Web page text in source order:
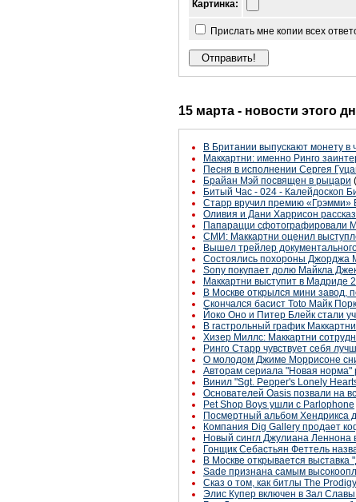
Картинка:
Прислать мне копии всех
15 марта - новости этого
В Британии выпускают монету в
Маккартни: именно Ринго
Песня в исполнении Сергея
Брайан Мэй посвящен в рыцари
Битый Час - 024 - Калейдоскоп
Старр вручил премию
Оливия и Дани Харрисон
Папарацци сфотографировали
СМИ: Маккартни оценил
Вышел трейлер
Состоялись похороны Джорджа
Sony покупает долю Майкла
Маккартни выступит в Мадриде
В Москве открылся мини завод,
Скончался басист Toto Майк
Йоко Оно и Питер Блейк стали
В гастрольный график
Хизер Миллс: Маккартни
Ринго Старр чувствует себя
О молодом Джиме Моррисоне
Авторам сериала "Новая норма"
Винил "Sgt. Pepper's Lonely
Основателей Oasis позвали на
Pet Shop Boys ушли с Parlophone
Посмертный альбом Хендрикса
Компания Dig Gallery продает
Новый сингл Джулиана Леннона
Гонщик Себастьян Феттель
В Москве открывается выставка
Sade признана самым
Сказ о том, как битлы The
Элис Купер включен в Зал